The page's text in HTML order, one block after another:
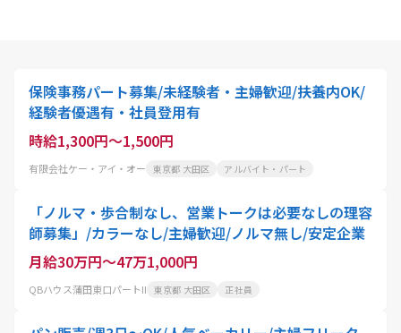
保険事務パート募集/未経験者・主婦歓迎/扶養内OK/
経験者優遇有・社員登用有
時給1,300円～1,500円
有限会社ケー・アイ・オー 東京都 大田区 アルバイト・パート
「ノルマ・歩合制なし、営業トークは必要なしの理容
師募集」/カラーなし/主婦歓迎/ノルマ無し/安定企業
月給30万円～47万1,000円
QBハウス蒲田東口パートII 東京都 大田区 正社員